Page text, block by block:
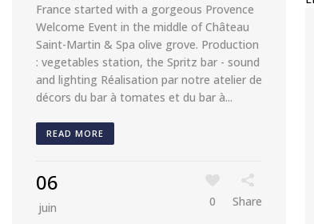
France started with a gorgeous Provence
Welcome Event in the middle of Château
Saint-Martin & Spa olive grove. Production
: vegetables station, the Spritz bar - sound
and lighting Réalisation par notre atelier de
décors du bar à tomates et du bar à...
READ MORE
06
juin 0 Share